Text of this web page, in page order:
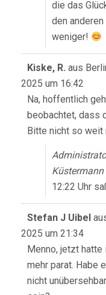
die das
den anderen
weniger!
Kiske, R. aus
2025 um 16:42
Na, hoffentlich
beobachtet, dass
Bitte nicht so weit
Küstermann
12:22 Uhr
Stefan J Uibel
2025 um 21:34
Menno, jetzt
mehr parat. Habe
nicht